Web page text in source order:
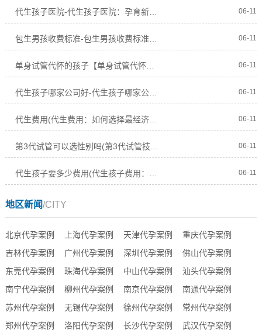
代生孩子医院-代生孩子医院：孕育新生命的温馨之地 06-11
06-11
单身试管代怀的孩子【单身试管代怀的孩子：一个特殊的家庭奇迹】 06-11
代生孩子哪家公司好-代生孩子哪家公司好排名 06-11
代生费用(代生费用：如何选择最经济实惠的代孕服务？) 06-11
06-11
06-11
地区新闻/CITY
北京代孕案例 上海代孕案例 天津代孕案例
重庆代孕案例
吉林代孕案例
广州代孕案例 深圳代孕案例
佛山代孕案例
东莞代孕案例
珠海代孕案例 中山代孕案例
汕头代孕案例
南宁代孕案例
柳州代孕案例 南京代孕案例
南通代孕案例
苏州代孕案例
无锡代孕案例 徐州代孕案例
常州代孕案例
郑州代孕案例
洛阳代孕案例 长沙代孕案例 武汉代孕案例